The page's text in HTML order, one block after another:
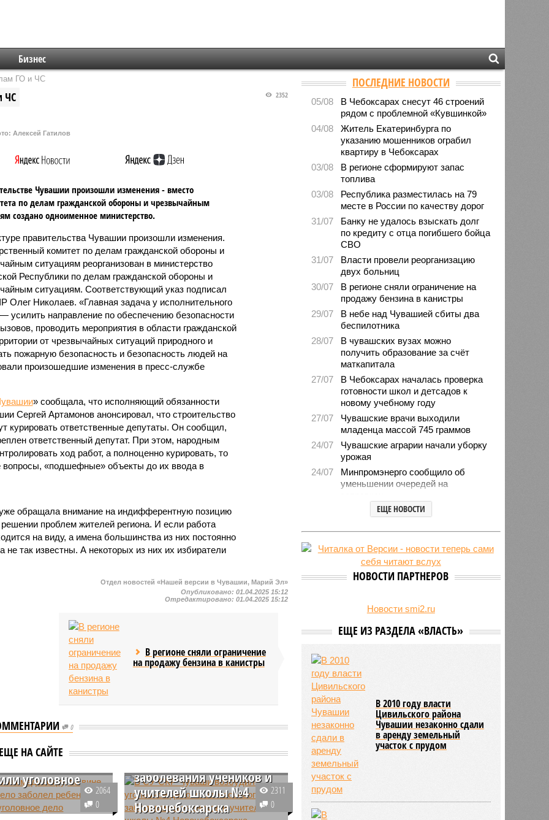
Бизнес
ГО и ЧС
ЧС 2352
Алексей Гатилов
Чувашии произошли изменения - вместо
по делам гражданской обороны и чрезвычайным
создано одноименное министерство.
правительства Чувашии произошли изменения.
комитет по делам гражданской обороны и
ситуациям реорганизован в министерство
Республики по делам гражданской обороны и
ситуациям. Соответствующий указ подписал
Олег Николаев. «Главная задача у исполнительного
усилить направление по обеспечению безопасности
проводить мероприятия в области гражданской
от чрезвычайных ситуаций природного и
пожарную безопасность и безопасность людей на
произошедшие изменения в пресс-службе
» сообщала, что исполняющий обязанности
Сергей Артамонов анонсировал, что строительство
курировать ответственные депутаты. Он сообщил,
ответственный депутат. При этом, народным
ход работ, а полноценно курировать, то
вопросы, «подшефные» объекты до их ввода в
обращала внимание на индифферентную позицию
решении проблем жителей региона. И если работа
на виду, а имена большинства из них постоянно
не так известны. А некоторых из них их избиратели
Отдел новостей «Нашей версии в Чувашии, Марий Эл»
Опубликовано:01.04.2025 15:12
Отредактировано:01.04.2025 15:12
В регионе сняли ограничение
на продажу бензина в канистры
0
ЕЩЕ НА САЙТЕ
на медсестру,
которой тяжело
ребенок,
уголовное
2064
0
В СУ СКР Чуваши
дело из-за массового
заболевания учеников и
учителей школы №4
Новочебоксарска
2311
0
ПОСЛЕДНИЕ НОВОСТИ
05/08
В Чебоксарах снесут 46 строений
рядом с проблемной «Кувшинкой»
04/08
Житель Екатеринбурга по
указанию мошенников ограбил
квартиру в Чебоксарах
03/08
В регионе сформируют запас
топлива
03/08
Республика разместилась на 79
месте в России по качеству дорог
31/07
Банку не удалось взыскать долг
по кредиту с отца погибшего бойца
СВО
31/07
Власти провели реорганизацию
двух больниц
30/07
В регионе сняли ограничение на
продажу бензина в канистры
29/07
В небе над Чувашией сбиты два
беспилотника
28/07
В чувашских вузах можно
получить образование за счёт
маткапитала
27/07
В Чебоксарах началась проверка
готовности школ и детсадов к
новому учебному году
27/07
Чувашские врачи выходили
младенца массой 745 граммов
24/07
Чувашские аграрии начали уборку
урожая
24/07
Минпромэнерго сообщило об
уменьшении очередей на
В Чувашии за 6 месяцев изъято
тысяч рублей за каждый сбитый
беспилотник
ЕЩЕ НОВОСТИ
НОВОСТИ ПАРТНЕРОВ
Новости smi2.ru
ЕЩЕ ИЗ РАЗДЕЛА «ВЛАСТЬ»
В 2010 году власти
Цивильского района
Чувашии незаконно сдали
в аренду земельный
участок с прудом